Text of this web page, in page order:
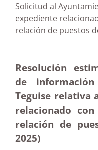
Solicitud al
expediente
relación de
Resolución
de
Teguise relativa
relacionado
relación de
2025)